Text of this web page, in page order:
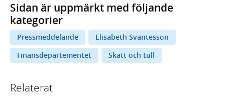
Sidan är uppmärkt med följande
kategorier
Pressmeddelande
Elisabeth Svantesson
Finansdepartementet
Skatt och tull
Relaterat